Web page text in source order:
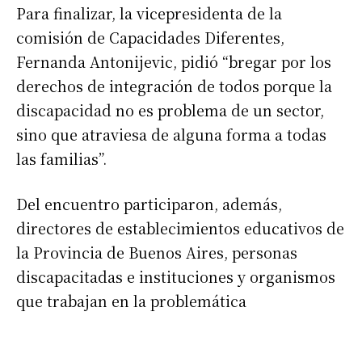
*
Nombre
Para finalizar, la vicepresidenta de la
comisión de Capacidades Diferentes,
Fernanda Antonijevic, pidió “bregar por los
derechos de integración de todos porque la
discapacidad no es problema de un sector,
sino que atraviesa de alguna forma a todas
las familias”.
Del encuentro participaron, además,
directores de establecimientos educativos de
la Provincia de Buenos Aires, personas
discapacitadas e instituciones y organismos
que trabajan en la problemática